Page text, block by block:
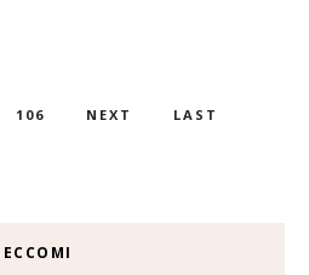
106 NEXT LAST
ECCOMI